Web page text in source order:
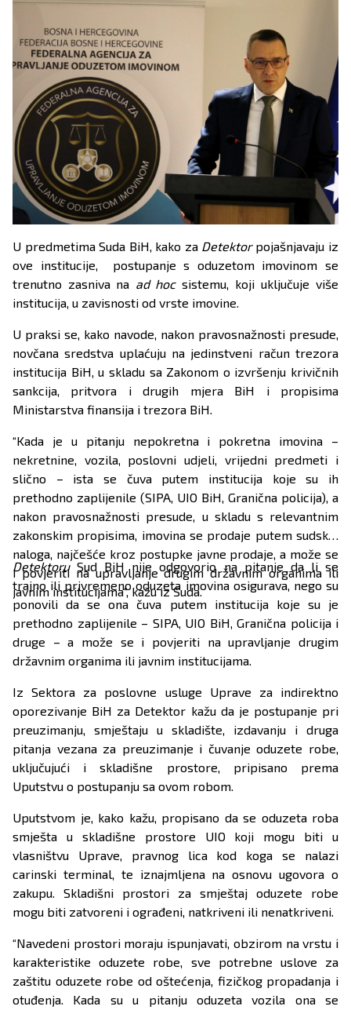
U predmetima Suda BiH, kako za Detektorpojašnjavaju iz
ove institucije, postupanje s oduzetom imovinom se
trenutno zasniva na ad hocsistemu, koji uključuje više
institucija, u zavisnosti od vrste imovine.
U praksi se, kako navode, nakon pravosnažnosti presude,
novčana sredstva uplaćuju na jedinstveni račun trezora
institucija BiH, u skladu sa Zakonom o izvršenju krivičnih
sankcija, pritvora i drugih mjera BiH i propisima
Ministarstva finansija i trezora BiH.
“Kada je u pitanju nepokretna i pokretna imovina –
nekretnine, vozila, poslovni udjeli, vrijedni predmeti i
slično – ista se čuva putem institucija koje su ih
prethodno zaplijenile (SIPA, UIO BiH, Granična policija), a
nakon pravosnažnosti presude, u skladu s relevantnim
zakonskim propisima, imovina se prodaje putem sudskih
naloga, najčešće kroz postupke javne prodaje, a može se
i povjeriti na upravljanje drugim državnim organima ili
javnim institucijama“, kažu iz Suda.
DetektoruSud BiH nije odgovorio na pitanje da li se
trajno ili privremeno oduzeta imovina osigurava, nego su
ponovili da se ona čuva putem institucija koje su je
prethodno zaplijenile – SIPA, UIO BiH, Granična policija i
druge – a može se i povjeriti na upravljanje drugim
državnim organima ili javnim institucijama.
Iz Sektora za poslovne usluge Uprave za indirektno
oporezivanje BiH za Detektor kažu da je postupanje pri
preuzimanju, smještaju u skladište, izdavanju i druga
pitanja vezana za preuzimanje i čuvanje oduzete robe,
uključujući i skladišne prostore, pripisano prema
Uputstvu o postupanju sa ovom robom.
Uputstvom je, kako kažu, propisano da se oduzeta roba
smješta u skladišne prostore UIO koji mogu biti u
vlasništvu Uprave, pravnog lica kod koga se nalazi
carinski terminal, te iznajmljena na osnovu ugovora o
zakupu. Skladišni prostori za smještaj oduzete robe
mogu biti zatvoreni i ograđeni, natkriveni ili nenatkriveni.
“Navedeni prostori moraju ispunjavati, obzirom na vrstu i
karakteristike oduzete robe, sve potrebne uslove za
zaštitu oduzete robe od oštećenja, fizičkog propadanja i
otuđenja. Kada su u pitanju oduzeta vozila ona se